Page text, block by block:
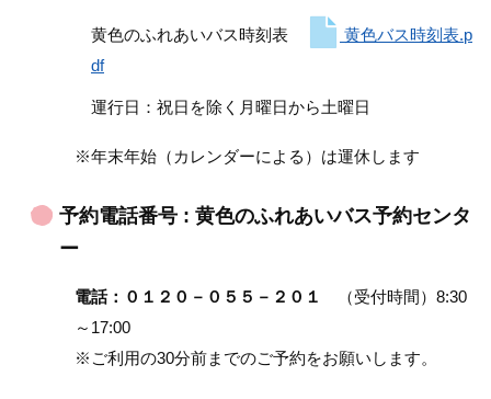
黄色のふれあいバス時刻表
黄色バス時刻表.p
df
運行日：祝日を除く月曜日から土曜日
※年末年始（カレンダーによる）は運休します
予約電話番号 : 黄色のふれあいバス予約センタ
ー
電話：０１２０－０５５－２０１
（受付時間）8:30
～17:00
※ご利用の30分前までのご予約をお願いします。